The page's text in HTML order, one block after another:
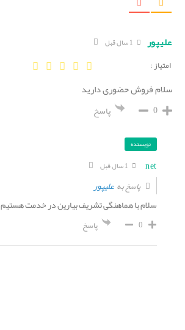
علیپور
امتیاز :
سلام فروش حضوری دارید
0 پاسخ
نویسنده
net
پاسخ بهعلیپور
سلام با هماهنگی تشریف بیارین در خدمت هستیم
0 پاسخ